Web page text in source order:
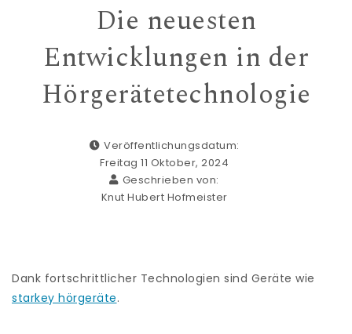
Die neuesten
Entwicklungen in der
Hörgerätetechnologie
Veröffentlichungsdatum:
Freitag 11 Oktober, 2024
Geschrieben von:
Knut Hubert Hofmeister
Dank fortschrittlicher Technologien sind Geräte wie
starkey hörgeräte.